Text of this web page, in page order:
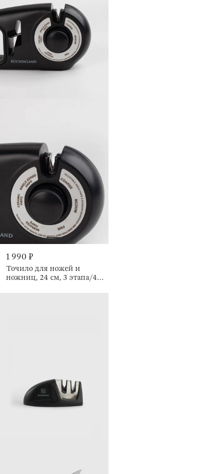
1 990 ₽
Точило для ножей и
ножниц, 24 см, 3 этапа/4